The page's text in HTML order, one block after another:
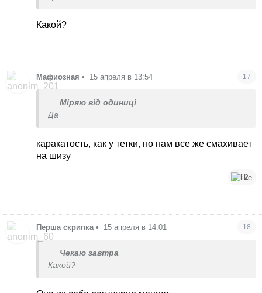
Какой?
Мафиозная • 15 апреля в 13:54 17
Міряю від одиниці
Да
каракатость, как у тетки, но нам все же смахивает
на шизу
2
Перша скрипка • 15 апреля в 14:01 18
Чекаю завтра
Какой?